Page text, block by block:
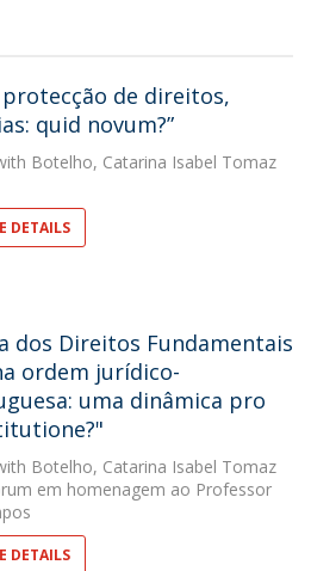
de direitos,
quid novum?”
Botelho, Catarina Isabel Tomaz
DETAILS
dos Direitos Fundamentais
ordem jurídico-
uma dinâmica pro
Botelho, Catarina Isabel Tomaz
em homenagem ao Professor
DETAILS